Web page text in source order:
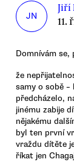
JN
Jiří
11.
Domnívám se,
že
samy o sobě
předcházelo,
jinému zabije
nějakému
byl ten první
vraždu dítěte
říkat jen